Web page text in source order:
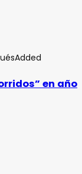
Added
en año